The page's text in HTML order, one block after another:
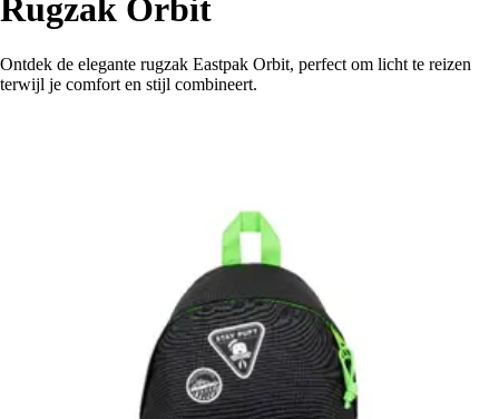
Rugzak Orbit
Ontdek de elegante rugzak Eastpak Orbit, perfect om licht te reizen
terwijl je comfort en stijl combineert.